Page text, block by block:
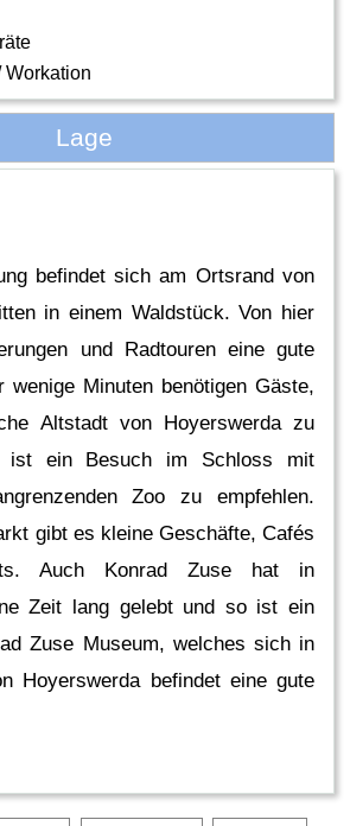
Workation
Lage
befindet sich am Ortsrand von
in einem Waldstück. Von hier
und Radtouren eine gute
wenige Minuten benötigen Gäste,
Altstadt von Hoyerswerda zu
ist ein Besuch im Schloss mit
Zoo zu empfehlen.
gibt es kleine Geschäfte, Cafés
Auch Konrad Zuse hat in
Zeit lang gelebt und so ist ein
Zuse Museum, welches sich in
Hoyerswerda befindet eine gute